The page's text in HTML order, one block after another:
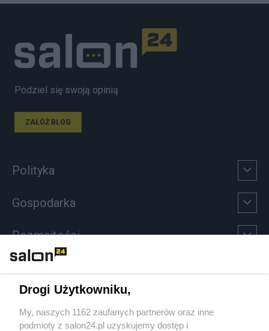
Podziel się swoją opinią
ZAŁÓŻ BLOG
Polityka
Gospodarka
Rozmaitości
Sport
Drogi Użytkowniku,
My, naszych 1162 zaufanych partnerów oraz inne
podmioty z salon24.pl uzyskujemy dostęp i